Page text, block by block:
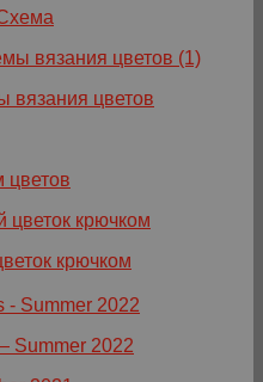
вязания цветов
цветов
крючком
Summer 2022